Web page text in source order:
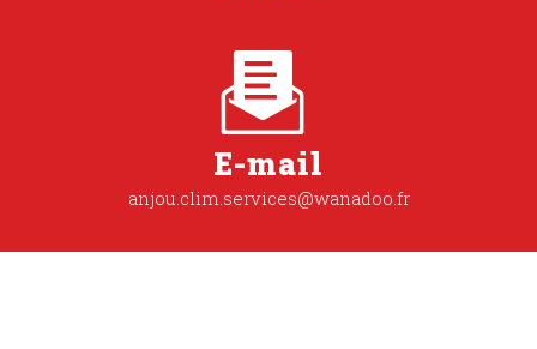
E-mail
anjou.clim.services@wanadoo.fr